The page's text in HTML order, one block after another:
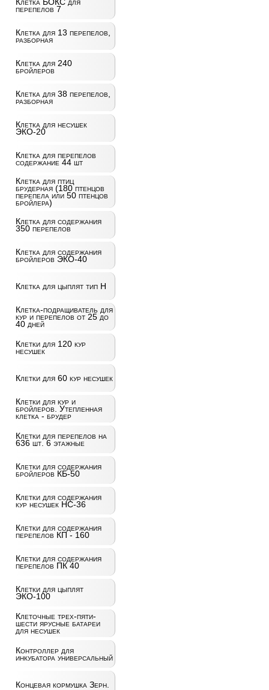
перепелов 7
Клетка для 13 перепелов,
разборная
Клетка для 240
бройлеров
Клетка для 38 перепелов,
разборная
Клетка для несушек
ЭКО-20
Клетка для перепелов
содержание 44 шт
Клетка для птиц
брудерная (180 птенцов
перепела или 50 птенцов
бройлера)
Клетка для содержания
350 перепелов
Клетка для содержания
бройлеров ЭКО-40
Клетка для цыплят тип Н
Клетка-подращиватель для
кур и перепелов от 25 до
40 дней
Клетки для 120 кур
несушек
Клетки для 60 кур несушек
Клетки для кур и
бройлеров. Утепленная
клетка - брудер
Клетки для перепелов на
636 шт. 6 этажные
Клетки для содержания
бройлеров КБ-50
Клетки для содержания
кур несушек НС-36
Клетки для содержания
перепелов КП - 160
Клетки для содержания
перепелов ПК 40
Клетки для цыплят
ЭКО-100
Клеточные трех-пяти-
шести ярусные батареи
для несушек
Контроллер для
инкубатора универсальный
Концевая кормушка Зерн.